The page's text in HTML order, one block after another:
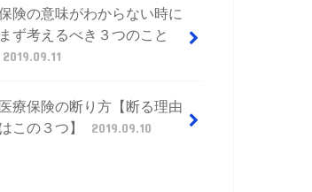
険の意味がわからない時に
まず考えるべき３つのこと
2019.09.11
医療保険の断り方【断る理由
はこの３つ】
2019.09.10